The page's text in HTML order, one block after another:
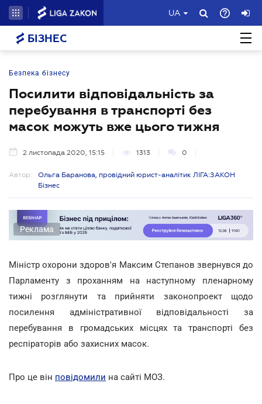
UA
БІЗНЕС
Безпека бізнесу
Посилити відповідальність за
перебування в транспорті без
масок можуть вже цього тижня
2 листопада 2020, 15:15 1313 0
Автор:
Ольга Баранова, провідний юрист-аналітик ЛІГА:ЗАКОН
Бізнес
Реклама
Міністр охорони здоров'я Максим Степанов звернувся до
Парламенту з проханням на наступному пленарному
тижні розглянути та прийняти законопроект щодо
посилення адміністративної відповідальності за
перебування в громадських місцях та транспорті без
респіраторів або захисних масок.
Про це він повідомили на сайті МОЗ.